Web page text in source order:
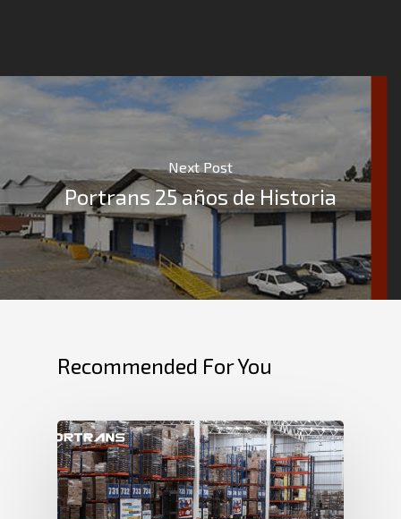
Next Post
Portrans 25 años de Historia
Recommended For You